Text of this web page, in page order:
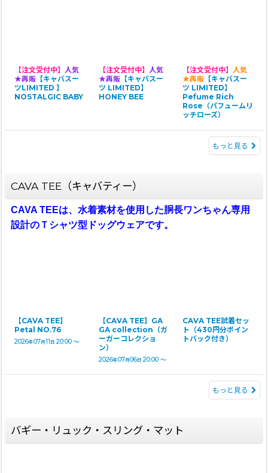
【注文受付中】
人気
★再販 【キャバスー
ツLIMITED 】
NOSTALGIC BABY
【注文受付中】
人気
★再販【キャバスー
ツ LIMITED】
HONEY BEE
【注文受付中】
人気
★再販 【キャバスー
ツ LIMITED】
Pefume Rich
Rose（パフュームリ
ッチローズ）
もっと見る
CAVA TEE（キャバティー）
CAVA TEEは、水着素材を使用した胴長ワンちゃん専用
設計のＴシャツ型ドッグウェアです。
【CAVA TEE】
Petal NO.76
2026年07月11 日 20:00 ～
【CAVA TEE】GA
GA collection（ガ
ーガーコレクショ
ン）
2026年07月06日 20:00 ～
CAVA TEE試着セッ
ト（430円分ポイン
トバック付き）
もっと見る
バギー・リュック・スリング・マット